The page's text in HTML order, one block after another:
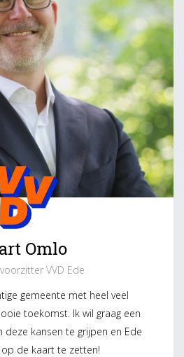
Omlo
VVD Ede
gemeente met heel veel
toekomst. Ik wil graag een
deze kansen te grijpen en Ede
de kaart te zetten!